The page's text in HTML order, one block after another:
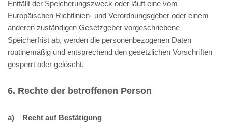
Entfällt der Speicherungszweck oder läuft eine vom
Europäischen Richtlinien- und Verordnungsgeber oder einem
anderen zuständigen Gesetzgeber vorgeschriebene
Speicherfrist ab, werden die personenbezogenen Daten
routinemäßig und entsprechend den gesetzlichen Vorschriften
gesperrt oder gelöscht.
6. Rechte der betroffenen Person
a) Recht auf Bestätigung